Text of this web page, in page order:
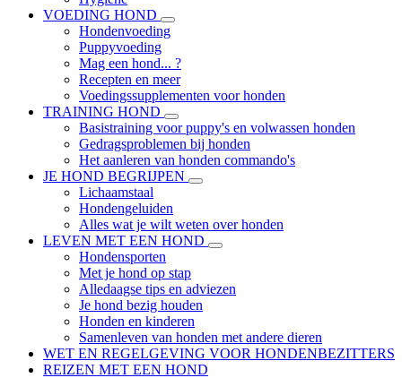
VOEDING HOND
Hondenvoeding
Puppyvoeding
Mag een hond... ?
Recepten en meer
Voedingssupplementen voor honden
TRAINING HOND
Basistraining voor puppy's en volwassen honden
Gedragsproblemen bij honden
Het aanleren van honden commando's
JE HOND BEGRIJPEN
Lichaamstaal
Hondengeluiden
Alles wat je wilt weten over honden
LEVEN MET EEN HOND
Hondensporten
Met je hond op stap
Alledaagse tips en adviezen
Je hond bezig houden
Honden en kinderen
Samenleven van honden met andere dieren
WET EN REGELGEVING VOOR HONDENBEZITTERS
REIZEN MET EEN HOND